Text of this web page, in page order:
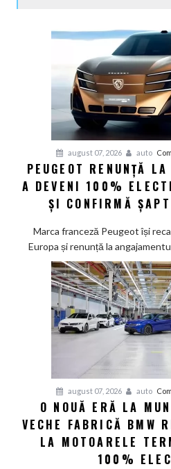
august 07, 2026 auto
PEUGEOT RENUNȚĂ
A DEVENI 100%
ȘI CONFIRMĂ
Marca franceză Peugeot își
Europa și renunță la
august 07, 2026 auto
O NOUĂ ERĂ LA
VECHE FABRICĂ BMW
LA MOTOARELE
100%